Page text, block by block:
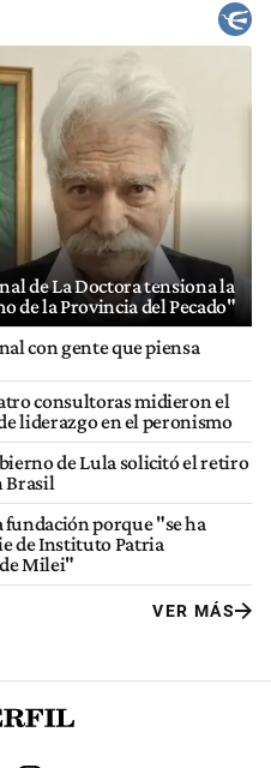
de La Doctora tensiona la
de la Provincia del Pecado"
con gente que piensa
consultoras midieron el
liderazgo en el peronismo
de Lula solicitó el retiro
Brasil
porque "se ha
de Instituto Patria
Milei"
VER MÁS